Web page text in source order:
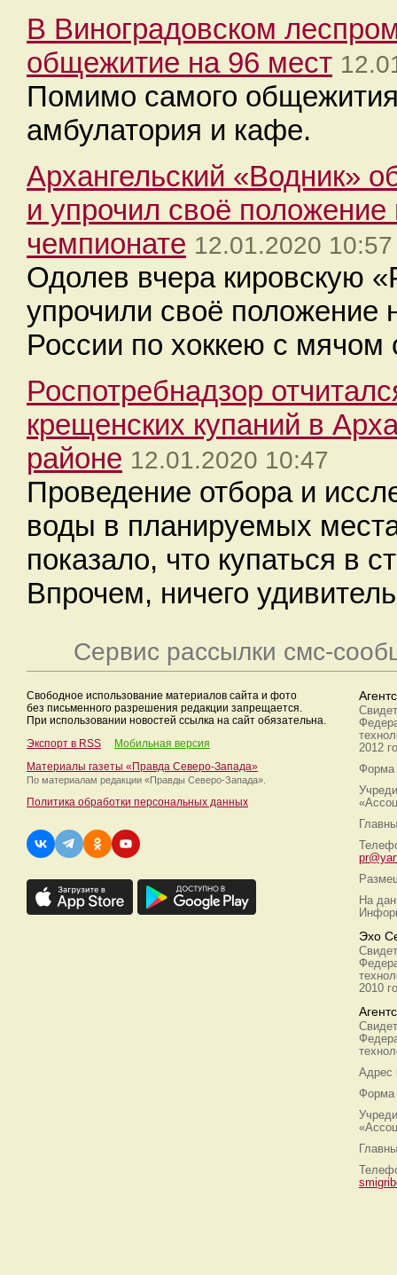
В Виноградовском
общежитие на 96 мест
Помимо самого
амбулатория и кафе.
Архангельский «Водник»
и упрочил своё положение
чемпионате 12.01.2020 10:57
Одолев вчера кировскую
упрочили своё положение
России по хоккею с мячом
Роспотребнадзор
крещенских купаний в
районе 12.01.2020 10:47
Проведение отбора и
воды в планируемых
показало, что купаться в
Впрочем, ничего
Сервис рассылки смс-
Свободное использование материалов сайта и фото
без письменного разрешения редакции запрещается.
При использовании новостей ссылка на сайт обязательна.
Экспорт в RSS
Мобильная версия
Материалы газеты «Правда Северо-Запада»
По материалам редакции «Правды Северо-Запада».
Политика обработки персональных данных
2012
Форма
На
Эхо
2010
Адрес
Форма